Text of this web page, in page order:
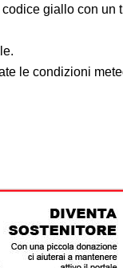
giallo con un
le condizioni